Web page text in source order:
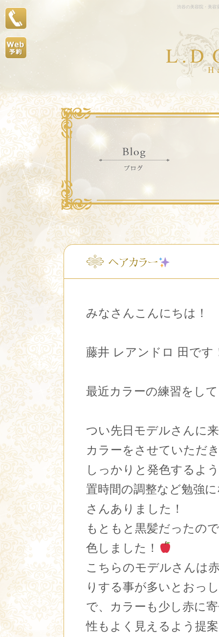
渋谷の美容院・美容
ヘアカラー
みなさんこんにちは！
藤井 レアンドロ 田です
最近カラーの練習をし
つい先日モデルさんに
カラーをさせていただ
しっかりと発色するよ
置時間の調整など勉強
さんありました！
もともと黒髪だったの
色しました！
こちらのモデルさんは
りする事が多いとおっ
で、カラーも少し赤に
性もよく見えるよう提